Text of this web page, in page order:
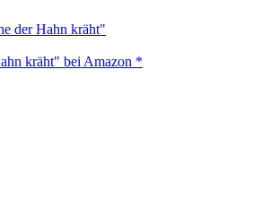
der Hahn kräht"
kräht" bei Amazon *